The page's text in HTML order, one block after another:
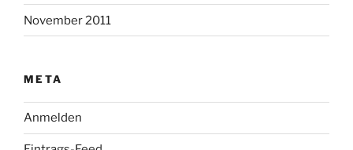
November 2011
META
Anmelden